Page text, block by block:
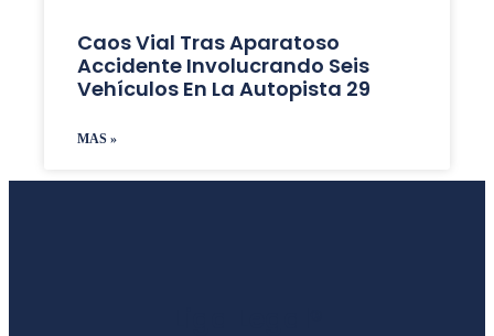
Caos Vial Tras Aparatoso
Accidente Involucrando Seis
Vehículos En La Autopista 29
MAS »